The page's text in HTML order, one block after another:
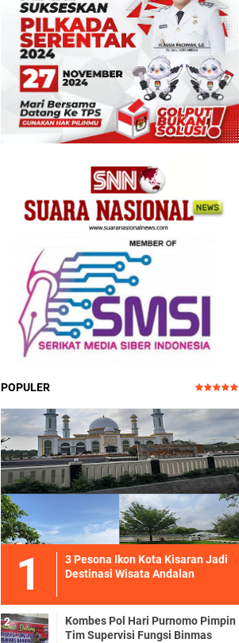
POPULER
3 Pesona Ikon Kota Kisaran Jadi
Destinasi Wisata Andalan
Kombes Pol Hari Purnomo Pimpin
Tim Supervisi Fungsi Binmas